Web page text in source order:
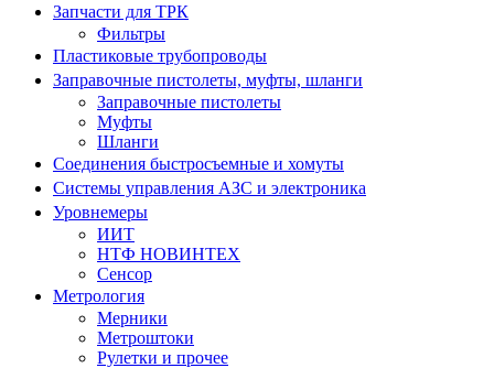
Запчасти для ТРК
Фильтры
Пластиковые трубопроводы
Заправочные пистолеты, муфты, шланги
Заправочные пистолеты
Муфты
Шланги
Соединения быстросъемные и хомуты
Системы управления АЗС и электроника
Уровнемеры
ИИТ
НТФ НОВИНТЕХ
Сенсор
Метрология
Мерники
Метроштоки
Рулетки и прочее